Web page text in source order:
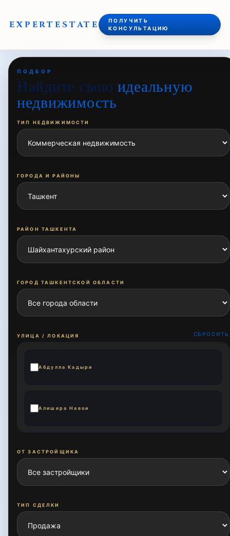
EXPERTESTATE
ПОЛУЧИТЬ
КОНСУЛЬТАЦИЮ
ПОДБОР
Найдите свою идеальную
недвижимость
ТИП НЕДВИЖИМОСТИ
ГОРОДА И РАЙОНЫ
РАЙОН ТАШКЕНТА
ГОРОД ТАШКЕНТСКОЙ ОБЛАСТИ
УЛИЦА / ЛОКАЦИЯ СБРОСИТЬ
Абдулла Кадыри
Алишера Навои
Бешагач
Богкуча
ОТ ЗАСТРОЙЩИКА
ТИП СДЕЛКИ